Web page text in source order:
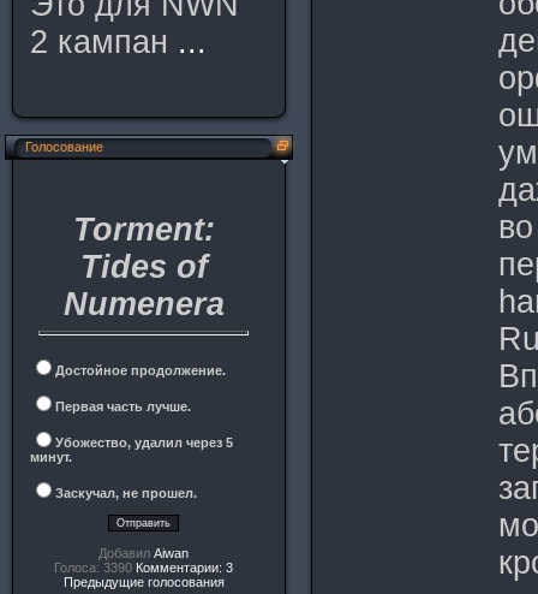
2 кампан ...
Голосование
Torment:
Tides of
Numenera
Достойное продолжение.
Первая часть лучше.
Убожество, удалил через 5
минут.
Заскучал, не прошел.
Добавил Aiwan
Голоса: 3390 Комментарии: 3
Предыдущие голосования